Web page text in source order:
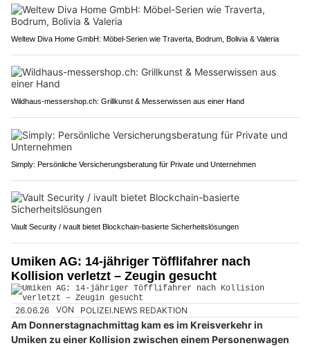
Weltew Diva Home GmbH: Möbel-Serien wie Traverta, Bodrum, Bolivia & Valeria
Wildhaus-messershop.ch: Grillkunst & Messerwissen aus einer Hand
Simply: Persönliche Versicherungsberatung für Private und Unternehmen
Vault Security / ivault bietet Blockchain-basierte Sicherheitslösungen
Umiken AG: 14-jähriger Töfflifahrer nach
Kollision verletzt – Zeugin gesucht
26.06.26 VON POLIZEI.NEWS REDAKTION
Am Donnerstagnachmittag kam es im Kreisverkehr in
Umiken zu einer Kollision zwischen einem Personenwagen